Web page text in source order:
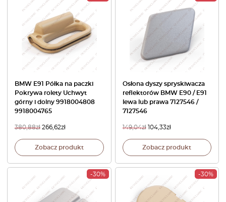
BMW E91 Półka na paczki
Pokrywa rolety Uchwyt
górny i dolny 9918004808
9918004765
380,88zł 266,62zł
Zobacz produkt
Osłona dyszy spryskiwacza
reflektorów BMW E90 / E91
lewa lub prawa 7127546 /
7127546
149,04zł 104,33zł
Zobacz produkt
-30% -30%